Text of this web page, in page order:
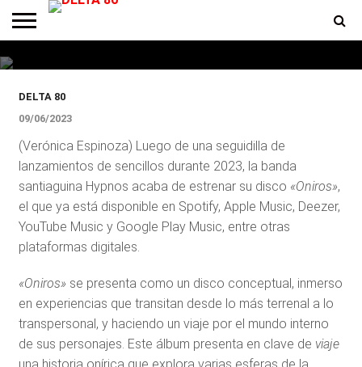
PREMIOS
PRODUCCIONES
PROGRAMACION
CONTACTO
HOMEPAGE
Hypnos lanza su disco
conceptual «Oniros»
DELTA 80
09/06/2023
(Verónica Espinoza) Luego de una seguidilla de
lanzamientos de sencillos durante 2023, la banda
santiaguina Hypnos acaba de estrenar su disco «Oniros»,
el que ya está disponible en Spotify, Apple Music, Deezer,
YouTube Music y Google Play Music, entre otras
plataformas digitales.
«Oniros»se presenta como un disco conceptual, inmerso
en experiencias que transitan desde lo más terrenal a lo
transpersonal, y haciendo un viaje por el mundo interno
de sus personajes. Este álbum presenta en clave de viaje